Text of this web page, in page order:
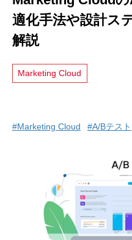
適化手法や設計ス
解説
Marketing Cloud
#Marketing Cloud #A/Bテスト